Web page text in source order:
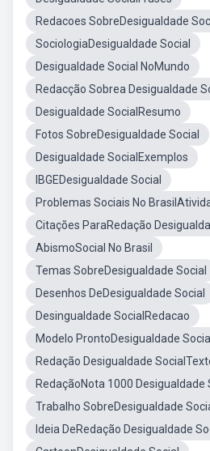
Redacoes SobreDesigualdade
SociologiaDesigualdade Social
Desigualdade Social NoMundo
Redacção Sobrea Desigualdade
Desigualdade SocialResumo
Fotos SobreDesigualdade Social
Desigualdade SocialExemplos
IBGEDesigualdade Social
Problemas Sociais No
Citações ParaRedação
AbismoSocial No Brasil
Temas SobreDesigualdade Social
Desenhos DeDesigualdade Social
Desingualdade SocialRedacao
Modelo ProntoDesigualdade
Redação Desigualdade
RedaçãoNota 1000 Desigualdade
Trabalho SobreDesigualdade
Ideia DeRedação Desigualdade